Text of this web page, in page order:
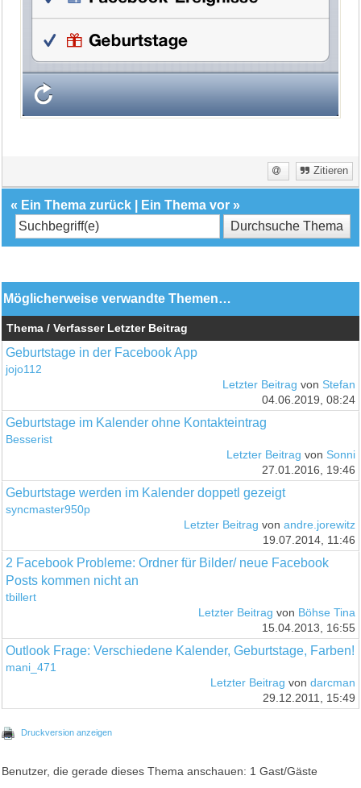
Zitieren
« Ein Thema zurück Ein Thema vor »
Möglicherweise verwandte Themen…
Thema / Verfasser Letzter Beitrag
Geburtstage in der Facebook App
jojo112
Letzter Beitrag von Stefan
04.06.2019, 08:24
Geburtstage im Kalender ohne Kontakteintrag
Besserist
Letzter Beitrag von Sonni
27.01.2016, 19:46
Geburtstage werden im Kalender doppetl gezeigt
syncmaster950p
Letzter Beitrag von andre.jorewitz
19.07.2014, 11:46
2 Facebook Probleme: Ordner für Bilder/ neue Facebook
Posts kommen nicht an
tbillert
Letzter Beitrag von Böhse Tina
15.04.2013, 16:55
Outlook Frage: Verschiedene Kalender, Geburtstage, Farben!
mani_471
Letzter Beitrag von darcman
29.12.2011, 15:49
Druckversion anzeigen
Benutzer, die gerade dieses Thema anschauen: 1 Gast/Gäste